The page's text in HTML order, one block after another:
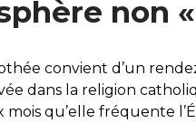
non
convient d’un
dans la religion
mois qu’elle fréquente